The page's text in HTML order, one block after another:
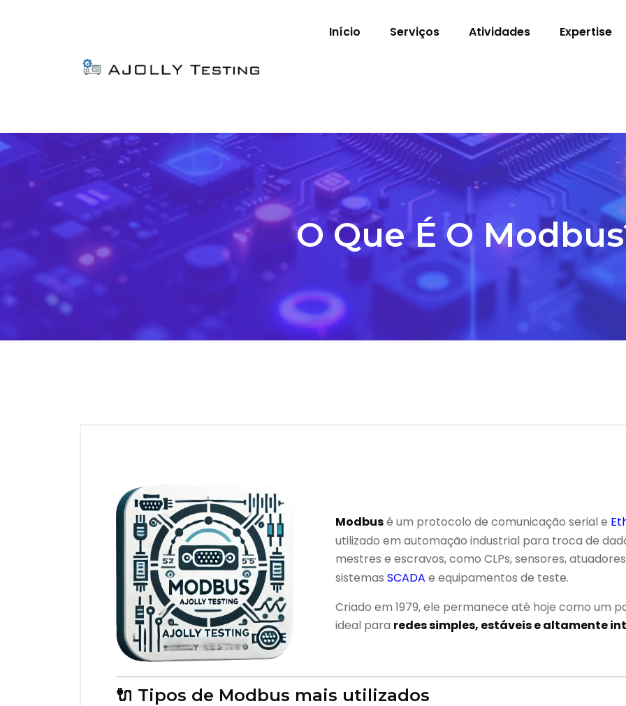
Início Serviços Atividades Expertise
O Que É O
Modbusé um protocolo de comunicação serial e
utilizado em automação industrial para troca de
mestres e escravos, como CLPs, sensores,
sistemas SCADA e equipamentos de teste.
Criado em 1979, ele permanece até hoje como um
ideal para redes simples, estáveis e altamente
🔌 Tipos de Modbus mais utilizados